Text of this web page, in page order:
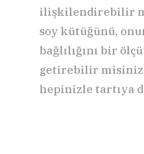
ilişkilendirebilir
soy kütüğünü,
bağlılığını bir
getirebilir
hepinizle tartıya